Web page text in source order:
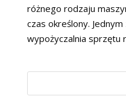
różnego rodzaju
czas określony.
wypożyczalnia sprzętu